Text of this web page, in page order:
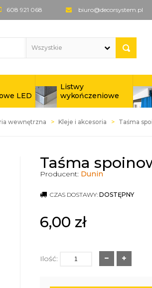
608 921 068 biuro@decorsystem.pl
LED
Listwy
wykończeniowe
wewnętrzna Kleje i akcesoria Taśma
Taśma
Producent: Dunin
CZAS DOSTAWY: DOSTĘPNY
6,00 zł
Ilość: